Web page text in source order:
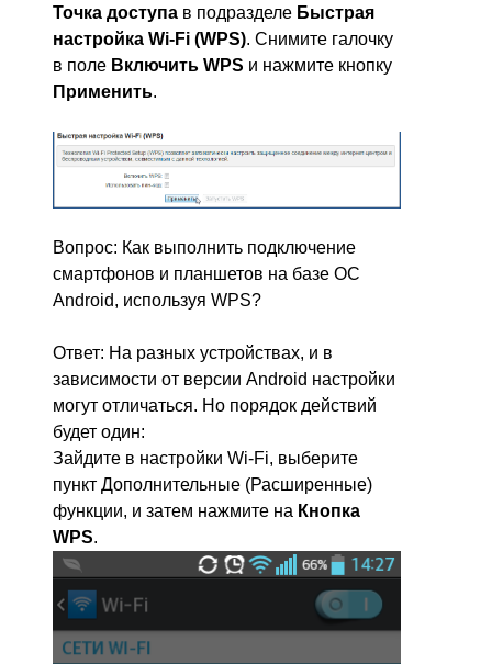
Точка доступа в подразделе Быстрая
настройка Wi-Fi (WPS). Снимите галочку
в поле Включить WPS и нажмите кнопку
Применить.
Вопрос: Как выполнить подключение
смартфонов и планшетов на базе ОС
Android, используя WPS?
Ответ: На разных устройствах, и в
зависимости от версии Android настройки
могут отличаться. Но порядок действий
будет один:
Зайдите в настройки Wi-Fi, выберите
пункт Дополнительные (Расширенные)
функции, и затем нажмите на Кнопка
WPS.